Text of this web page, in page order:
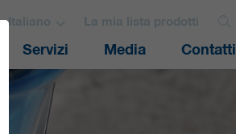
Italiano La mia lista prodotti
Servizi Media Contatti